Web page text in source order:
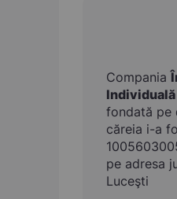
Compania
Individuală
fondată pe
căreia i-a
pe adresa
Luceşti